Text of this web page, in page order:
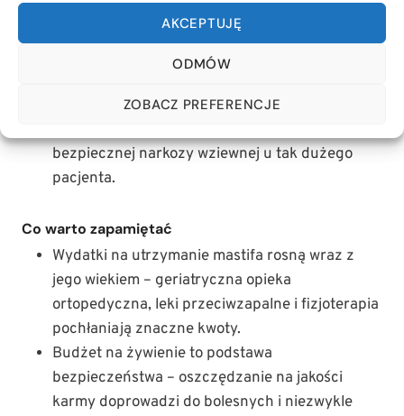
AKCEPTUJĘ
ODMÓW
ZOBACZ PREFERENCJE
przypadku chorób przewlekłych potrafią
uratować domowy budżet.
Zlokalizuj specjalistów w okolicy:
operacyjny o udźwigu ponad 80 kg i dysponuje
bezpiecznej narkozy wziewnej u tak dużego
pacjenta.
Co warto zapamiętać
Wydatki na utrzymanie mastifa rosną wraz z
jego wiekiem – geriatryczna opieka
ortopedyczna, leki przeciwzapalne i fizjoterapia
pochłaniają znaczne kwoty.
Budżet na żywienie to podstawa
bezpieczeństwa – oszczędzanie na jakości
karmy doprowadzi do bolesnych i niezwykle